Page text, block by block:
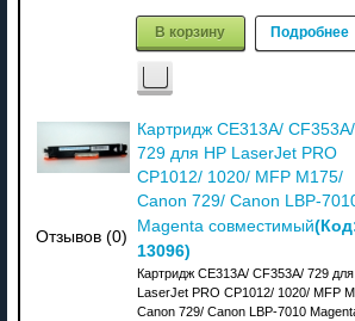
В корзину Подробнее
Отзывов (0)
Картридж CE313A/ CF353A/
729 для HP LaserJet PRO
CP1012/ 1020/ MFP M175/
Canon 729/ Canon LBP-
Magenta совместимый
13096)
Картридж CE313A/ CF353A/ 729
LaserJet PRO CP1012/ 1020/ MFP
Canon 729/ Canon LBP-7010